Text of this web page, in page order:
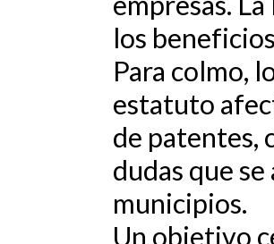
los
Para colmo,
estatuto
de patentes,
dudas que
municipios.
Un objetivo